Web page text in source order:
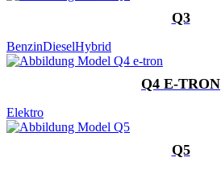
Q3
BenzinDieselHybrid
Q4 E-TRON
Elektro
Q5